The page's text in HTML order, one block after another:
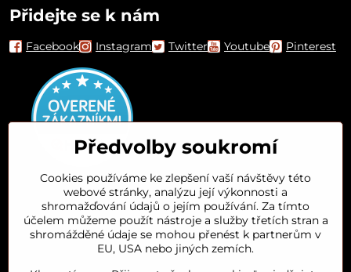
Přidejte se k nám
Facebook Instagram Twitter Youtube Pinterest
Orient House
Arganový olej
Předvolby soukromí
Cookies používáme ke zlepšení vaší návštěvy této
webové stránky, analýzu její výkonnosti a
shromažďování údajů o jejím používání. Za tímto
účelem můžeme použít nástroje a služby třetích stran a
shromážděné údaje se mohou přenést k partnerům v
EU, USA nebo jiných zemích.